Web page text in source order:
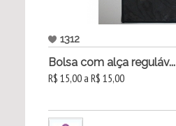
1312
Bolsa com alça reguláv...
R$ 15,00 a R$ 15,00